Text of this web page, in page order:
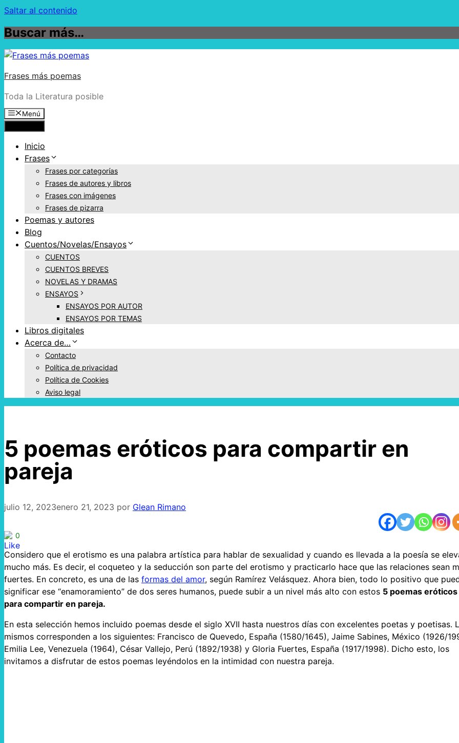
Saltar al contenido
Buscar más…
Frases más poemas
Toda la Literatura posible
Menú
Inicio
Frases
Frases por categorías
Frases de autores y libros
Frases con imágenes
Frases de pizarra
Poemas y autores
Blog
Cuentos/Novelas/Ensayos
CUENTOS
CUENTOS BREVES
NOVELAS Y DRAMAS
ENSAYOS
ENSAYOS POR AUTOR
ENSAYOS POR TEMAS
Libros digitales
Acerca de…
Contacto
Política de privacidad
Política de Cookies
Aviso legal
5 poemas eróticos para compartir en
pareja
julio 12, 2023enero 21, 2023 por Glean Rimano
0
Considero que el erotismo es una palabra artística para hablar de sexualidad y cuando es llevada a la poesía se
mucho más. Es decir, el coqueteo y la seducción son parte del erotismo y practicarlo hace que las relaciones sean
fuertes. En concreto, es una de las formas del amor, según Ramírez Velásquez. Ahora bien, todo lo positivo que
significar ese “enamoramiento” de dos seres humanos, puede subir a un nivel más alto con estos 5 poemas eróticos
para compartir en pareja.
En esta selección hemos incluido poemas desde el siglo XVII hasta nuestros días con excelentes poetas y poetisas.
mismos corresponden a los siguientes: Francisco de Quevedo, España (1580/1645), Jaime Sabines, México (1926/
Emilia Lee, Venezuela (1964), César Vallejo, Perú (1892/1938) y Gloria Fuertes, España (1917/1998). Dicho esto, los
invitamos a disfrutar de estos poemas leyéndolos en la intimidad con nuestra pareja.